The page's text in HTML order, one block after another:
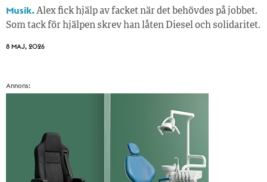
Musik.Alex fick hjälp av facket när det behövdes på jobbet.
Som tack för hjälpen skrev han låten Diesel och solidaritet.
8 MAJ, 2026
Annons: